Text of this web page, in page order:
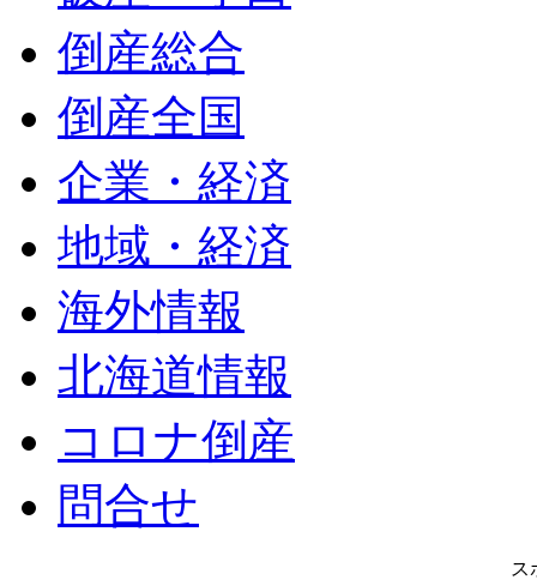
倒産総合
倒産全国
企業・経済
地域・経済
海外情報
北海道情報
コロナ倒産
問合せ
ス